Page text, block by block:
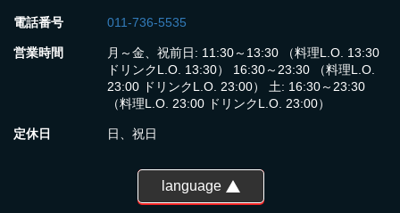
電話番号 011-736-5535
営業時間
月～金、祝前日: 11:30～13:30 （料理L.O. 13:30
ドリンクL.O. 13:30） 16:30～23:30 （料理L.O.
23:00 ドリンクL.O. 23:00） 土: 16:30～23:30
（料理L.O. 23:00 ドリンクL.O. 23:00）
定休日 日、祝日
language